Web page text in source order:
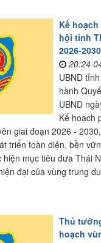
Kế
hội tỉnh
2026-2030
20:24
UBND
hành
UBND
Kế hoạch
giai đoạn 2026 -
triển toàn diện, bền
mục tiêu đưa Thái
đại của vùng trung
Thủ
hoạch